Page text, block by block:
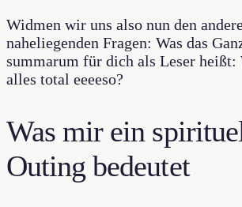
Widmen wir uns also nun den
naheliegenden Fragen: Was das
summarum für dich als Leser
alles total eeeeso?
Was mir ein
Outing bedeutet